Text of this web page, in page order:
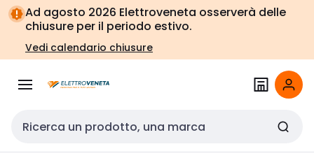
Vai alla
navigazione
Vai
alla
pagina
Ad agosto 2026 Elettroveneta osserverà delle
chiusure per il periodo estivo.
Vedi calendario chiusure
Cerca input